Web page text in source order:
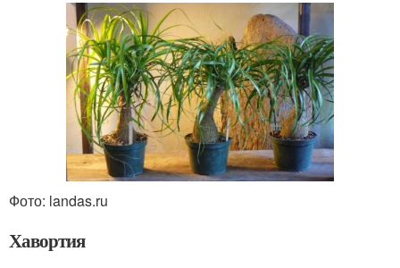
Фото: landas.ru
Хавортия